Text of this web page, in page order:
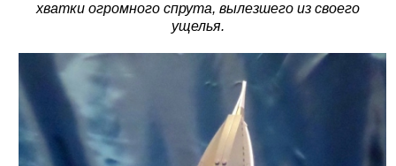
хватки огромного спрута, вылезшего из своего
ущелья.